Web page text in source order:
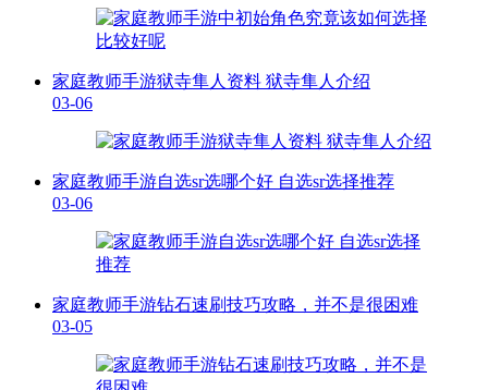
家庭教师手游狱寺隼人资料 狱寺隼人介绍
03-06
家庭教师手游自选sr选哪个好 自选sr选择推荐
03-06
家庭教师手游钻石速刷技巧攻略，并不是很困难
03-05